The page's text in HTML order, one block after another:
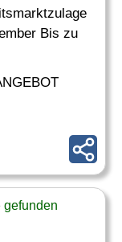
Bis zu
gefunden